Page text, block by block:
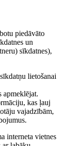
piedāvāto
un
sīkdatnes),
lietošanai
apmeklējat.
kas ļauj
vajadzībām,
interneta vietnes